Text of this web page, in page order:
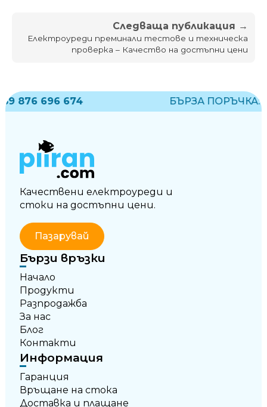
Следваща публикация →
Електроуреди преминали тестове и техническа
проверка – Качество на достъпни цени
876 696 674 БЪРЗА ПОРЪЧКА:
Качествени електроуреди и
стоки на достъпни цени.
Пазарувай
Бързи връзки
Начало
Продукти
Разпродажба
За нас
Блог
Контакти
Информация
Гаранция
Връщане на стока
Доставка и плащане